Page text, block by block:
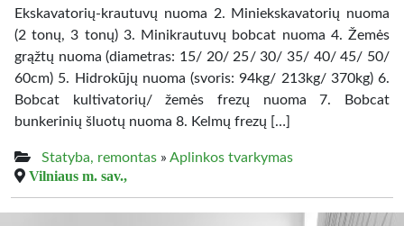
Ekskavatorių-krautuvų nuoma 2. Miniekskavatorių nuoma
(2 tonų, 3 tonų) 3. Minikrautuvų bobcat nuoma 4. Žemės
grąžtų nuoma (diametras: 15/ 20/ 25/ 30/ 35/ 40/ 45/ 50/
60cm) 5. Hidrokūjų nuoma (svoris: 94kg/ 213kg/ 370kg) 6.
Bobcat kultivatorių/ žemės frezų nuoma 7. Bobcat
bunkerinių šluotų nuoma 8. Kelmų frezų […]
Statyba, remontas » Aplinkos tvarkymas
Vilniaus m. sav.,